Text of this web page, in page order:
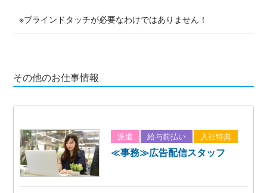
※ブラインドタッチが必要なわけではありません！
その他のお仕事情報
派遣 給与前払い 入社特典
≪事務≫広告配信スタッフ